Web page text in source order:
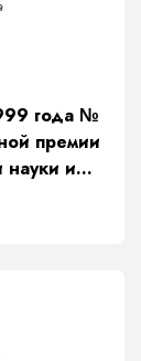
года №
премии
науки и